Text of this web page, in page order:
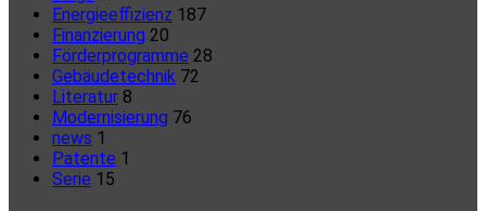
Energieeffizienz 187
Finanzierung 20
Förderprogramme 28
Gebäudetechnik 72
Literatur 8
Modernisierung 76
news 1
Patente 1
Serie 15